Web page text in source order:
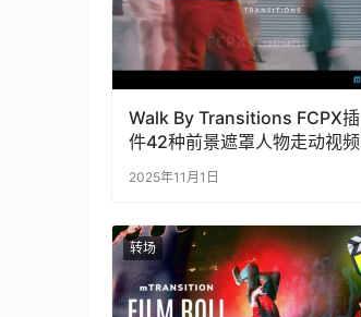
Walk By Transitions FCPX插
件42种前景遮罩人物走动视频
转场动画
2025年11月1日
转场